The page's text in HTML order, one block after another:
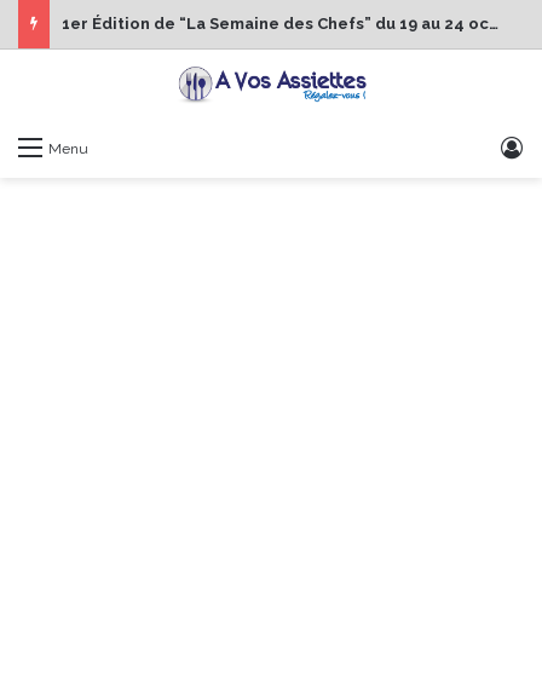
1er Édition de “La Semaine des Chefs” du 19 au 24 octobre 2026
Menu